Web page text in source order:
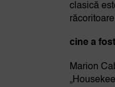
clasică
cine a
Marion